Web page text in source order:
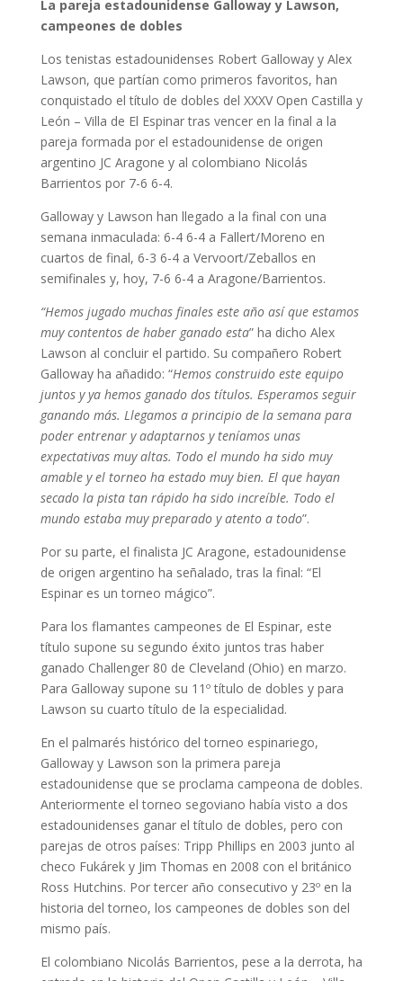
La pareja estadounidense Galloway y Lawson,
campeones de dobles
Los tenistas estadounidenses Robert Galloway y Alex
Lawson, que partían como primeros favoritos, han
conquistado el título de dobles del XXXV Open Castilla y
León – Villa de El Espinar tras vencer en la final a la
pareja formada por el estadounidense de origen
argentino JC Aragone y al colombiano Nicolás
Barrientos por 7-6 6-4.
Galloway y Lawson han llegado a la final con una
semana inmaculada: 6-4 6-4 a Fallert/Moreno en
cuartos de final, 6-3 6-4 a Vervoort/Zeballos en
semifinales y, hoy, 7-6 6-4 a Aragone/Barrientos.
“Hemos jugado muchas finales este año así que estamos
muy contentos de haber ganado esta” ha dicho Alex
Lawson al concluir el partido. Su compañero Robert
Galloway ha añadido: “Hemos construido este equipo
juntos y ya hemos ganado dos títulos. Esperamos seguir
ganando más. Llegamos a principio de la semana para
poder entrenar y adaptarnos y teníamos unas
expectativas muy altas. Todo el mundo ha sido muy
amable y el torneo ha estado muy bien. El que hayan
secado la pista tan rápido ha sido increíble. Todo el
mundo estaba muy preparado y atento a todo”.
Por su parte, el finalista JC Aragone, estadounidense
de origen argentino ha señalado, tras la final: “El
Espinar es un torneo mágico”.
Para los flamantes campeones de El Espinar, este
título supone su segundo éxito juntos tras haber
ganado Challenger 80 de Cleveland (Ohio) en marzo.
Para Galloway supone su 11º título de dobles y para
Lawson su cuarto título de la especialidad.
En el palmarés histórico del torneo espinariego,
Galloway y Lawson son la primera pareja
estadounidense que se proclama campeona de dobles.
Anteriormente el torneo segoviano había visto a dos
estadounidenses ganar el título de dobles, pero con
parejas de otros países: Tripp Phillips en 2003 junto al
checo Fukárek y Jim Thomas en 2008 con el británico
Ross Hutchins. Por tercer año consecutivo y 23º en la
historia del torneo, los campeones de dobles son del
mismo país.
El colombiano Nicolás Barrientos, pese a la derrota, ha